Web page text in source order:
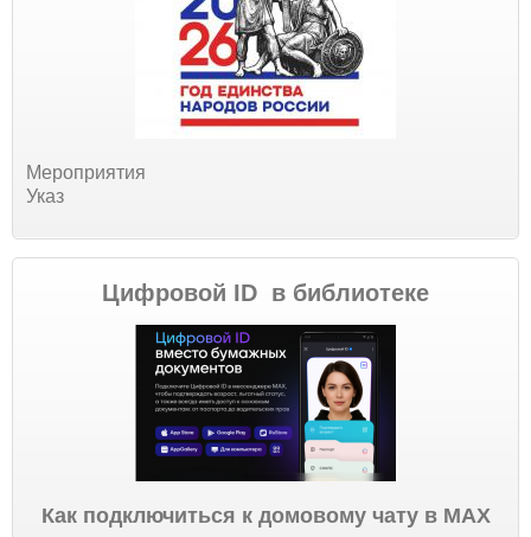
Мероприятия
Указ
Цифровой ID в библиотеке
Как подключиться к домовому чату в МАХ